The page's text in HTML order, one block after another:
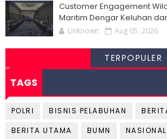
Customer Engagement
Maritim Dengar Keluhan
Unknown Aug 05, 2026
TERPOPULER
TAGS
POLRI BISNIS PELABUHAN
BERITA UTAMA
BUMN NASIONAL